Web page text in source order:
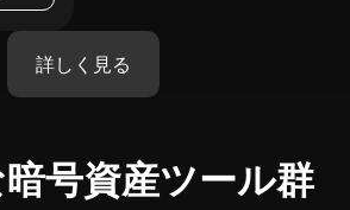
詳しく見る
号資産ツール群